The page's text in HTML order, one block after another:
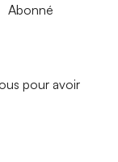
Abonné
pour avoir